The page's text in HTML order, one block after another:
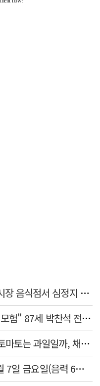
달서소방서 펌뷸런스 대원들, 시장 음식점서 심정지 환자 생명 살려
[털보기자의 '그사람']"一生이 모험" 87세 박찬석 전 경북대 총장
[이야기로 만나는 약선(藥膳)]토마토는 과일일까, 채소일까
[더사주 오늘의 띠별 운세] <8월 7일 금요일(음력 6월25일)>